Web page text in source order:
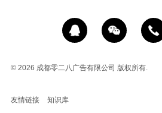
© 2026 成都零二八广告有限公司 版权所有.
友情链接 知识库